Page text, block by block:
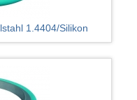
1.4404/Silikon